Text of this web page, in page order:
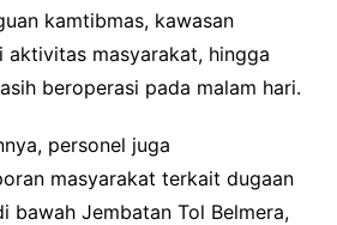
kamtibmas, kawasan
aktivitas masyarakat, hingga
beroperasi pada malam hari.
personel juga
masyarakat terkait dugaan
bawah Jembatan Tol Belmera,